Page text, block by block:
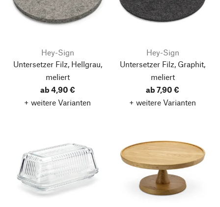
Hey-Sign
Untersetzer Filz, Hellgrau,
meliert
ab 4,90 €
+ weitere Varianten
Hey-Sign
Untersetzer Filz, Graphit,
meliert
ab 7,90 €
+ weitere Varianten